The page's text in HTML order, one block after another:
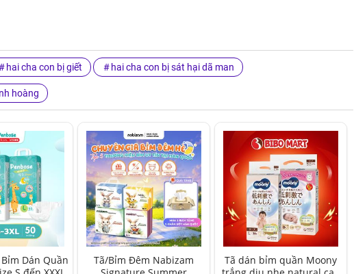
hai cha con bị giết hai cha con bị sát hại dã man
hoàng
Dán Quần
Tã/Bỉm Đêm Nabizam
Tã dán bỉm quần Moony